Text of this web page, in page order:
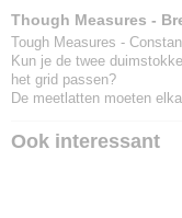
Though Measures -
Tough Measures -
Kun je de twee
het grid passen?
De meetlatten moeten
Ook interessant